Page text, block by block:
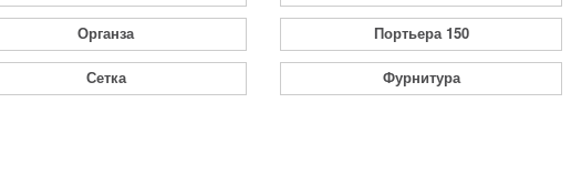
Органза Портьера 150
Сетка Фурнитура